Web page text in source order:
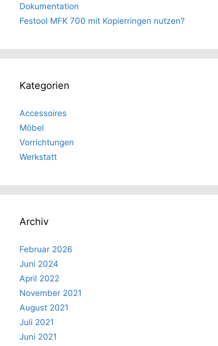
Dokumentation
Festool MFK 700 mit Kopierringen nutzen?
Kategorien
Accessoires
Möbel
Vorrichtungen
Werkstatt
Archiv
Februar 2026
Juni 2024
April 2022
November 2021
August 2021
Juli 2021
Juni 2021